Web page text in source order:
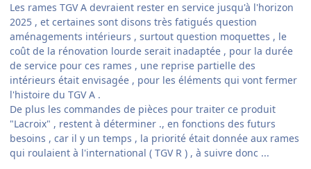
Les rames TGV A devraient rester en service jusqu'à l'horizon
2025 , et certaines sont disons très fatigués question
aménagements intérieurs , surtout question moquettes , le
coût de la rénovation lourde serait inadaptée , pour la durée
de service pour ces rames , une reprise partielle des
intérieurs était envisagée , pour les éléments qui vont fermer
l'histoire du TGV A .
De plus les commandes de pièces pour traiter ce produit
"Lacroix" , restent à déterminer ., en fonctions des futurs
besoins , car il y un temps , la priorité était donnée aux rames
qui roulaient à l'international ( TGV R ) , à suivre donc ...